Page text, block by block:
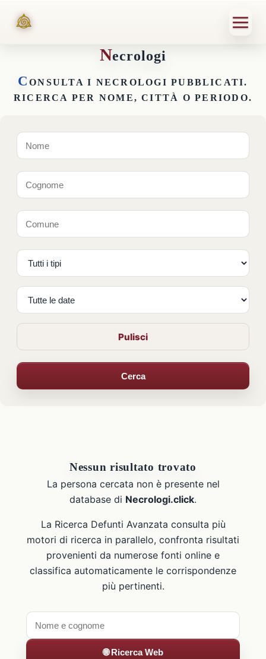
Necrologi
C ONSULTA I NECROLOGI PUBBLICATI.
RICERCA PER NOME, CITTÀ O PERIODO.
Pulisci
Cerca
Nessun risultato trovato
La persona cercata non è presente nel
database di Necrologi.click.
La Ricerca Defunti Avanzata consulta più
motori di ricerca in parallelo, confronta risultati
provenienti da numerose fonti online e
classifica automaticamente le corrispondenze
più pertinenti.
🌐 Ricerca Web